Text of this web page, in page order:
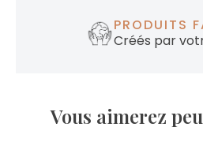
PRODUITS
Créés par
Vous aimerez